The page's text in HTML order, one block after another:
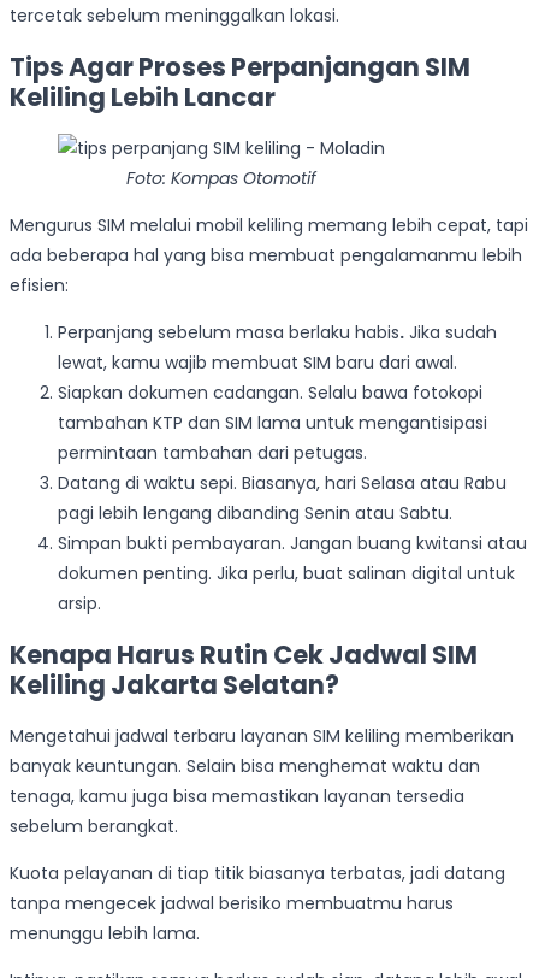
tercetak sebelum meninggalkan lokasi.
Tips Agar Proses Perpanjangan SIM
Keliling Lebih Lancar
Foto: Kompas Otomotif
Mengurus SIM melalui mobil keliling memang lebih cepat, tapi
ada beberapa hal yang bisa membuat pengalamanmu lebih
efisien:
Perpanjang sebelum masa berlaku habis. Jika sudah
lewat, kamu wajib membuat SIM baru dari awal.
Siapkan dokumen cadangan. Selalu bawa fotokopi
tambahan KTP dan SIM lama untuk mengantisipasi
permintaan tambahan dari petugas.
Datang di waktu sepi. Biasanya, hari Selasa atau Rabu
pagi lebih lengang dibanding Senin atau Sabtu.
Simpan bukti pembayaran. Jangan buang kwitansi atau
dokumen penting. Jika perlu, buat salinan digital untuk
arsip.
Kenapa Harus Rutin Cek Jadwal SIM
Keliling Jakarta Selatan?
Mengetahui jadwal terbaru layanan SIM keliling memberikan
banyak keuntungan. Selain bisa menghemat waktu dan
tenaga, kamu juga bisa memastikan layanan tersedia
sebelum berangkat.
Kuota pelayanan di tiap titik biasanya terbatas, jadi datang
tanpa mengecek jadwal berisiko membuatmu harus
menunggu lebih lama.